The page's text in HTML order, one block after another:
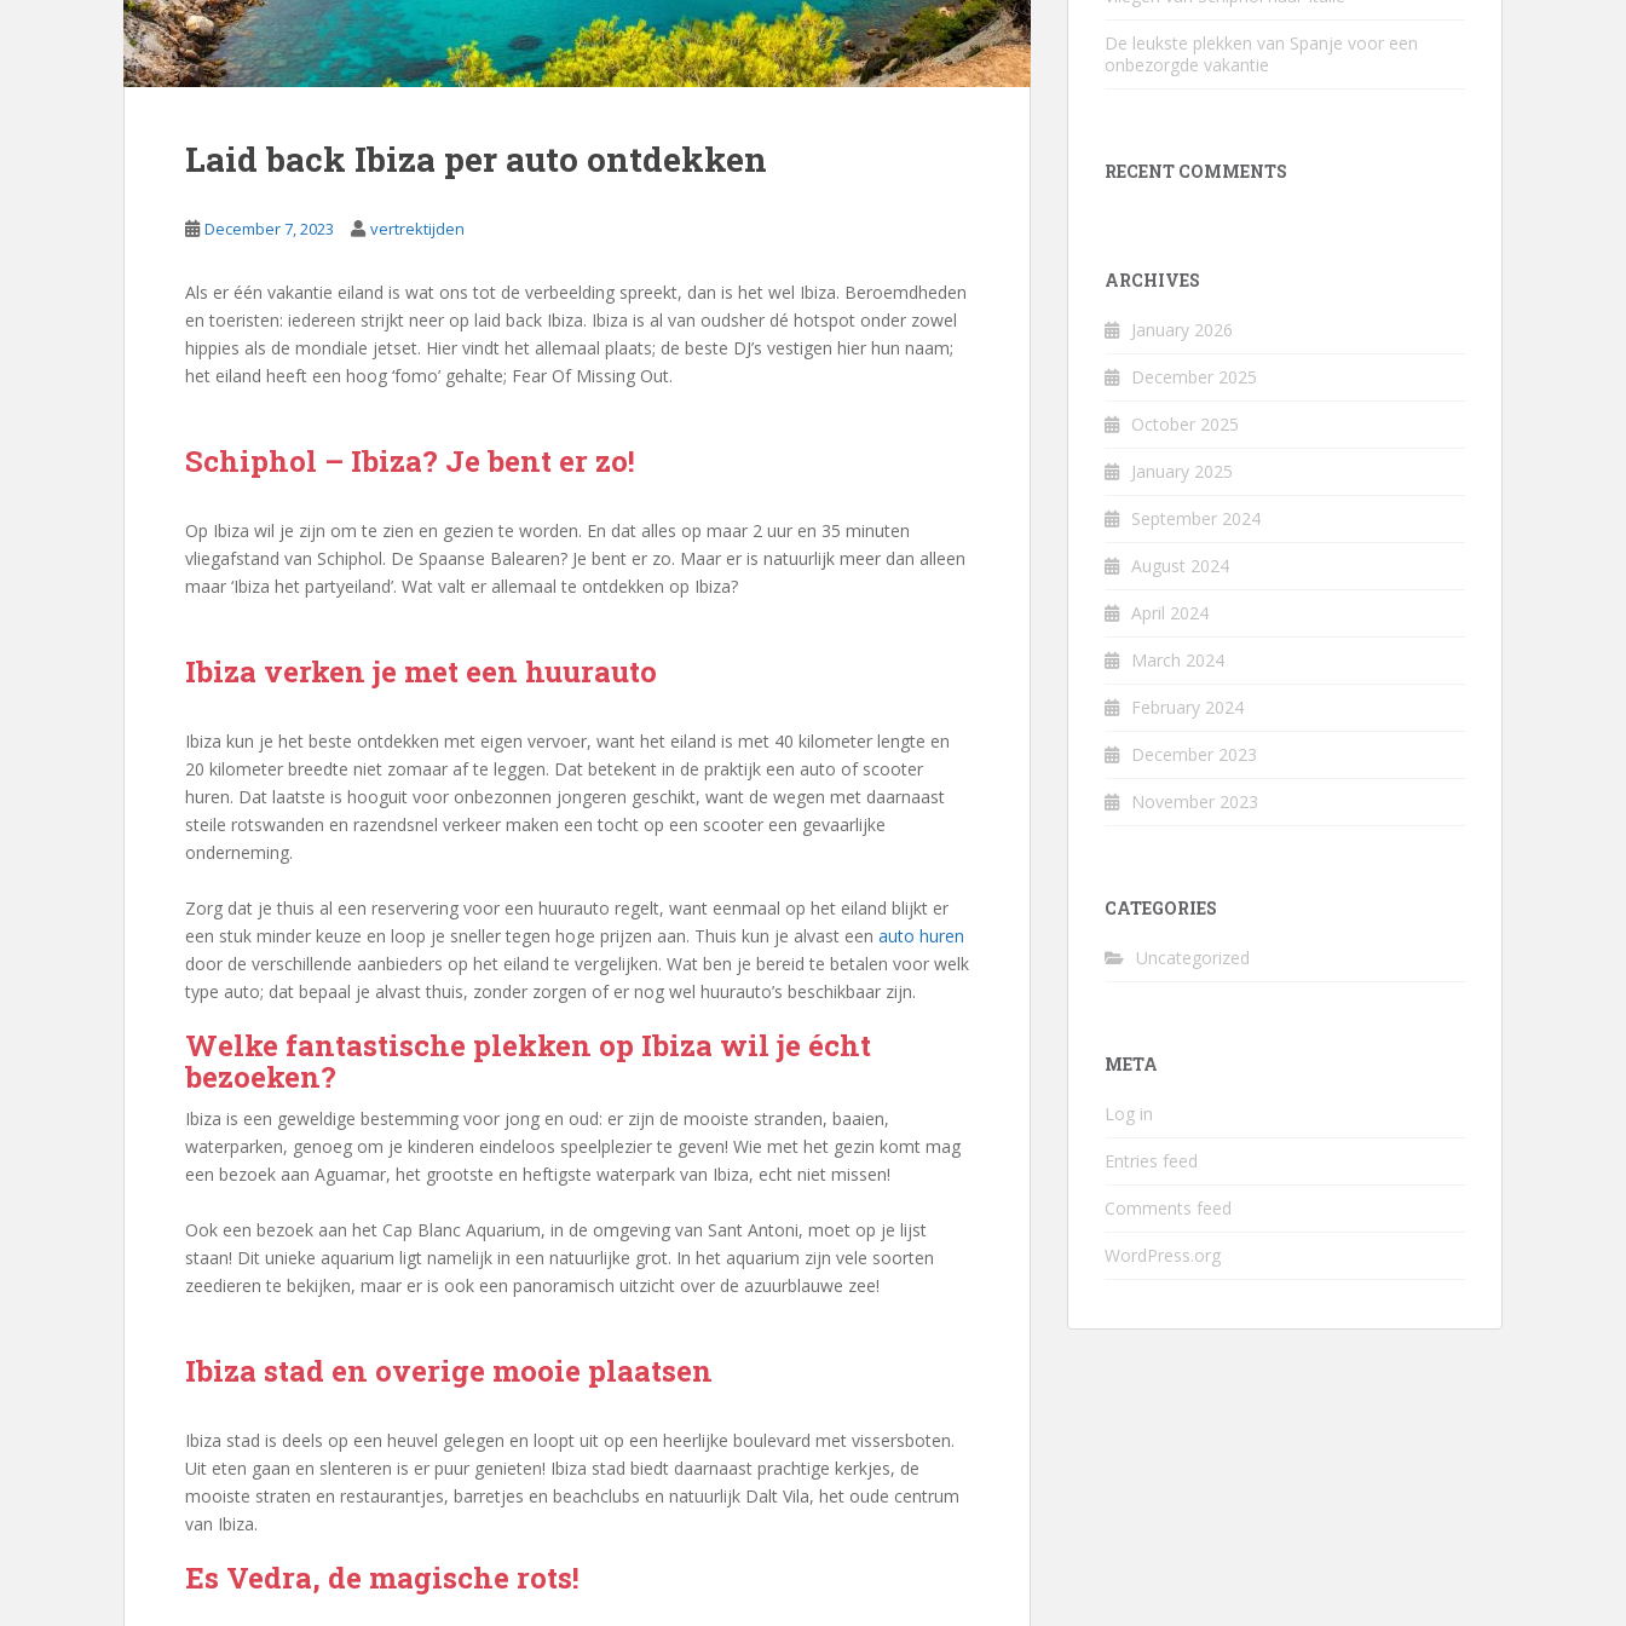
Laid back Ibiza per auto ontdekken
December 7, 2023 vertrektijden
Als er één vakantie eiland is wat ons tot de verbeelding spreekt, dan is het wel Ibiza. Beroemdheden
en toeristen: iedereen strijkt neer op laid back Ibiza. Ibiza is al van oudsher dé hotspot onder zowel
hippies als de mondiale jetset. Hier vindt het allemaal plaats; de beste DJ’s vestigen hier hun naam;
het eiland heeft een hoog ‘fomo’ gehalte; Fear Of Missing Out.
Schiphol – Ibiza? Je bent er zo!
Op Ibiza wil je zijn om te zien en gezien te worden. En dat alles op maar 2 uur en 35 minuten
vliegafstand van Schiphol. De Spaanse Balearen? Je bent er zo. Maar er is natuurlijk meer dan alleen
maar ‘Ibiza het partyeiland’. Wat valt er allemaal te ontdekken op Ibiza?
Ibiza verken je met een huurauto
Ibiza kun je het beste ontdekken met eigen vervoer, want het eiland is met 40 kilometer lengte en
20 kilometer breedte niet zomaar af te leggen. Dat betekent in de praktijk een auto of scooter
huren. Dat laatste is hooguit voor onbezonnen jongeren geschikt, want de wegen met daarnaast
steile rotswanden en razendsnel verkeer maken een tocht op een scooter een gevaarlijke
onderneming.
Zorg dat je thuis al een reservering voor een huurauto regelt, want eenmaal op het eiland blijkt er
een stuk minder keuze en loop je sneller tegen hoge prijzen aan. Thuis kun je alvast een auto huren
door de verschillende aanbieders op het eiland te vergelijken. Wat ben je bereid te betalen voor welk
type auto; dat bepaal je alvast thuis, zonder zorgen of er nog wel huurauto’s beschikbaar zijn.
Welke fantastische plekken op Ibiza wil je écht
bezoeken?
Ibiza is een geweldige bestemming voor jong en oud: er zijn de mooiste stranden, baaien,
waterparken, genoeg om je kinderen eindeloos speelplezier te geven! Wie met het gezin komt mag
een bezoek aan Aguamar, het grootste en heftigste waterpark van Ibiza, echt niet missen!
Ook een bezoek aan het Cap Blanc Aquarium, in de omgeving van Sant Antoni, moet op je lijst
staan! Dit unieke aquarium ligt namelijk in een natuurlijke grot. In het aquarium zijn vele soorten
zeedieren te bekijken, maar er is ook een panoramisch uitzicht over de azuurblauwe zee!
Ibiza stad en overige mooie plaatsen
Ibiza stad is deels op een heuvel gelegen en loopt uit op een heerlijke boulevard met vissersboten.
Uit eten gaan en slenteren is er puur genieten! Ibiza stad biedt daarnaast prachtige kerkjes, de
mooiste straten en restaurantjes, barretjes en beachclubs en natuurlijk Dalt Vila, het oude centrum
van Ibiza.
Es Vedra, de magische rots!
De leukste plekken van Spanje voor een
onbezorgde vakantie
RECENT COMMENTS
ARCHIVES
January 2026
December 2025
October 2025
January 2025
September 2024
August 2024
April 2024
March 2024
February 2024
December 2023
November 2023
CATEGORIES
Uncategorized
META
Log in
Entries feed
Comments feed
WordPress.org